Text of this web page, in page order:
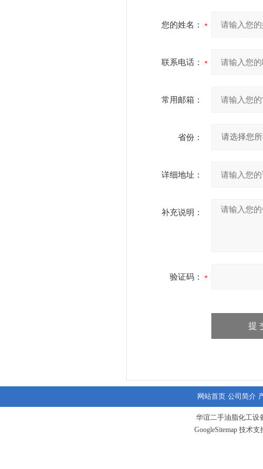
您的姓名：
联系电话：
常用邮箱：
省份：
详细地址：
补充说明：
验证码：
网站首页 公司简介
华谊二手油脂化工设
GoogleSitemap 技术支